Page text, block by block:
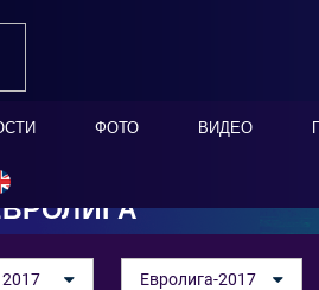
ФОТО ВИДЕО
2017 Евролига-2017